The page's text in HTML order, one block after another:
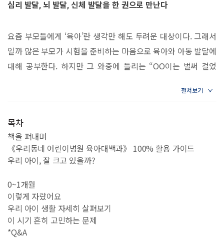
심리 발달, 뇌 발달, 신체 발달을 한 권으로 만난다
요즘 부모들에게 ‘육아’란 생각만 해도 두려운 대상이다. 그래서
일까 많은 부모가 시험을 준비하는 마음으로 육아와 아동 발달에
대해 공부한다. 하지만 그 와중에 들리는 “OO이는 벌써 걸었
중 부모가 마주하는 수많은 경이로운 순간들을 과제처럼 만든다.
유튜브 채널 〈우리동네 어린이병원〉을 통해 의학적인 근거를
토대로 부모가 꼭 알아야 할 정보를 소개한다. 그리고 방대한 육
아 정보의 홍수에 지쳤던 부모들의 환호를 받으며 입소문만으로
그동안 수유, 수면, 열성경련, 설사, 낙상사고 등의 생리적인 지식
과 애착, 기질, 훈육, 놀이 등의 육아 지식은 분리되어 서로 다른
책에서 다뤄지곤 했다. 하지만 의사이자 엄마인 두 저자는 아이
목차
책을 펴내며
《우리동네 어린이병원 육아대백과》 100% 활용 가이드
우리 아이, 잘 크고 있을까?
0~1개월
이렇게 자랐어요
우리 아이 생활 자세히 살펴보기
이 시기 흔히 고민하는 문제
*Q&A